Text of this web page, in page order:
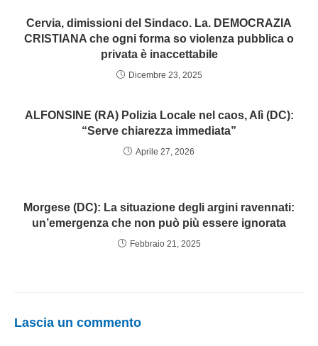
Cervia, dimissioni del Sindaco. La. DEMOCRAZIA
CRISTIANA che ogni forma so violenza pubblica o
privata è inaccettabile
Dicembre 23, 2025
ALFONSINE (RA) Polizia Locale nel caos, Alì (DC):
“Serve chiarezza immediata”
Aprile 27, 2026
Morgese (DC): La situazione degli argini ravennati:
un’emergenza che non può più essere ignorata
Febbraio 21, 2025
Lascia un commento